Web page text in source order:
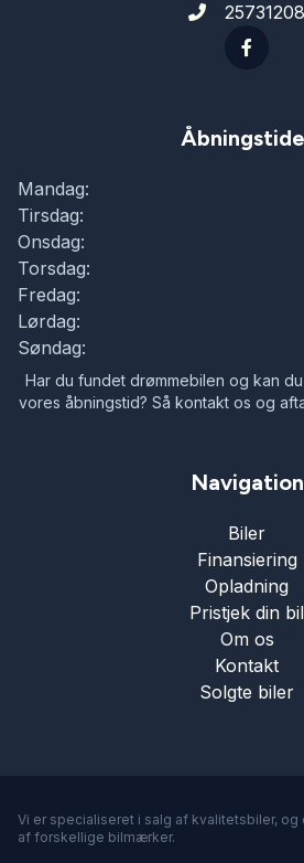
udvendig temperaturmåler
vognbaneassistent
25731208
Mandag:
Tirsdag:
Onsdag:
Torsdag:
Fredag:
Lørdag:
Søndag:
Har du fundet drømmebilen og kan
vores åbningstid? Så kontakt os og
Navigation
Biler
Finansiering
Opladning
Pristjek din bil
Om os
Kontakt
Solgte biler
Vi er specialiseret i salg af kvalitetsbiler,
af forskellige bilmærker.